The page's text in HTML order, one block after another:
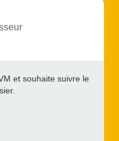
et souhaite suivre le